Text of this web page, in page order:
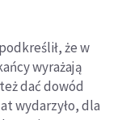
że w
wyrażają
dać dowód
wydarzyło, dla